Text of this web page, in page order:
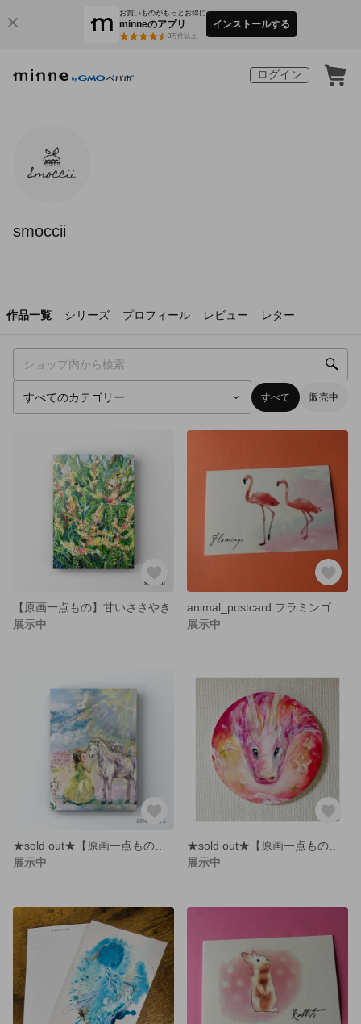
お買いものがもっとお得に
minneのアプリ
3万件以上
インストールする
ログイン
smoccii
作品一覧 シリーズ プロフィール レビュー レター
すべて 販売中
【原画一点もの】甘いささやき
展示中
展示中
展示中
展示中